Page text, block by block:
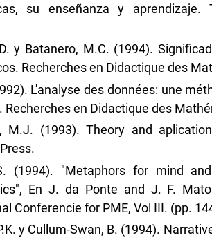
su enseñanza y aprendizaje.
y Batanero, M.C. (1994).
Recherches en Didactique des
L'analyse des données: une
Recherches en Didactique des
M.J. (1993). Theory and
(1994). "Metaphors for mind
En J. da Ponte and J. F.
Conferencie for PME, Vol III. (pp.
y Cullum-Swan, B. (1994).